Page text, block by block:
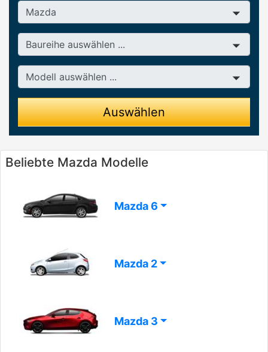
Hersteller
Baureihe
Modell
Auswählen
Beliebte Mazda Modelle
Mazda 6
Mazda 2
Mazda 3